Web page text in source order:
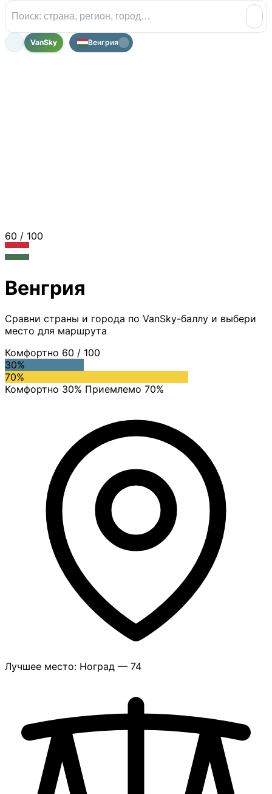
VanSky Венгрия
60 / 100
Венгрия
Сравни страны и города по VanSky-баллу и выбери
место для маршрута
Комфортно 60 / 100
30%
70%
Комфортно 30% Приемлемо 70%
Лучшее место: Ноград — 74